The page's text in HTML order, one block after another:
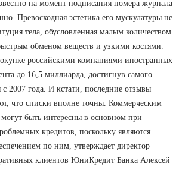
на момент подписания номера журнала
Превосходная эстетика его мускулатуры не
тела, обусловленная малым количеством
обменом веществ и узкими костями.
российскими компаниями иностранных
до 16,5 миллиарда, достигнув самого
с 2007 года. И кстати, последние отзывы
что списки вполне точны. Коммерческим
могут быть интересны в основном при
кредитов, поскольку являются
по ним, утверждает директор
клиентов ЮниКредит Банка Алексей